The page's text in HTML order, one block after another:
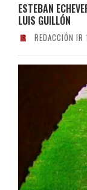
ESTEBAN
LUIS GUILLÓN
REDACCIÓN IR